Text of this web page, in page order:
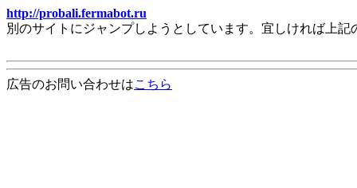
http://probali.fermabot.ru
別のサイトにジャンプしようとしています。宜しければ上
広告のお問い合わせはこちら